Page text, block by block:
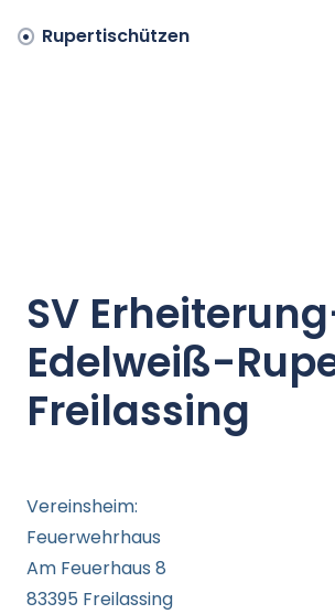
Rupertischützen
SV
Edelweiß-
Freilassing
Vereinsheim:
Feuerwehrhaus
Am Feuerhaus 8
83395 Freilassing